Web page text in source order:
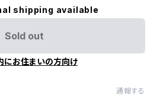
shipping available
Sold out
にお住まいの方向け
通報する